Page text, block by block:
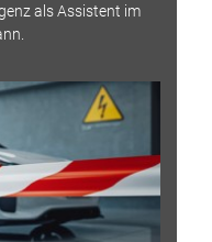
als Assistent im